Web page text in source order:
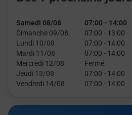
Samedi 08/08 07:00 - 14:00
Dimanche 09/08
07:00 - 13:00
Lundi 10/08
07:00 - 14:00
Mardi 11/08
07:00 - 14:00
Mercredi 12/08
Fermé
Jeudi 13/08
07:00 - 14:00
Vendredi 14/08
07:00 - 14:00